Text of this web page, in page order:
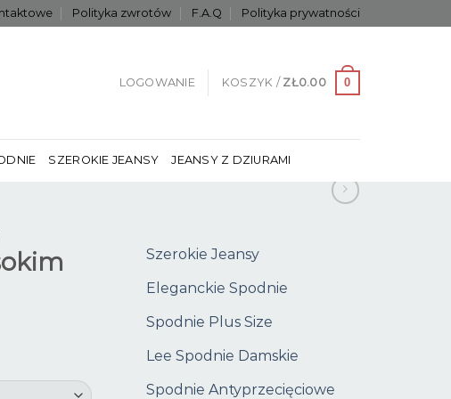
Polityka zwrotów F.A.Q Polityka prywatności
LOGOWANIE KOSZYK / ZŁ0.00 0
SZEROKIE JEANSY JEANSY Z DZIURAMI
Szerokie Jeansy
Eleganckie Spodnie
Spodnie Plus Size
Lee Spodnie Damskie
Spodnie Antyprzecięciowe